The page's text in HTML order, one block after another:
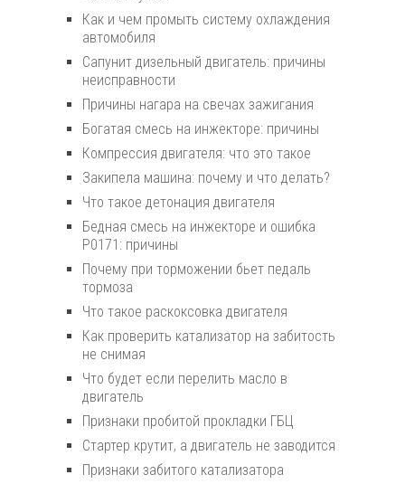
Как и чем промыть систему охлаждения
автомобиля
Сапунит дизельный двигатель: причины
неисправности
Причины нагара на свечах зажигания
Богатая смесь на инжекторе: причины
Компрессия двигателя: что это такое
Закипела машина: почему и что делать?
Что такое детонация двигателя
Бедная смесь на инжекторе и ошибка
P0171: причины
Почему при торможении бьет педаль
тормоза
Что такое раскоксовка двигателя
Как проверить катализатор на забитость
не снимая
Что будет если перелить масло в
двигатель
Признаки пробитой прокладки ГБЦ
Стартер крутит, а двигатель не заводится
Признаки забитого катализатора